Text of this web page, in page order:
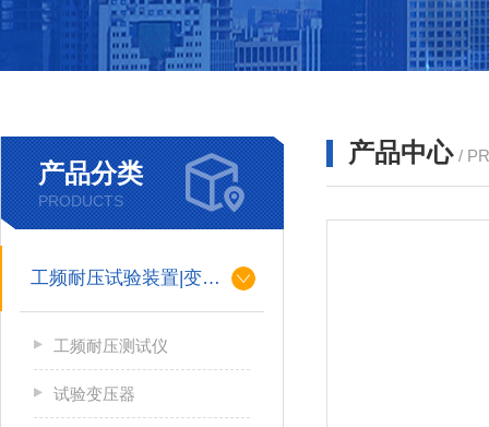
产品分类
PRODUCTS
工频耐压试验装置|变压器
工频耐压测试仪
试验变压器
产品中心 /